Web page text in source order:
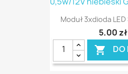
Moduł 3xdioda LED
5,00 zł
 DO